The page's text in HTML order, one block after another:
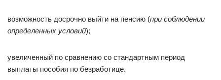
возможность досрочно выйти на пенсию (при соблюдении
определенных условий);
увеличенный по сравнению со стандартным период
выплаты пособия по безработице.